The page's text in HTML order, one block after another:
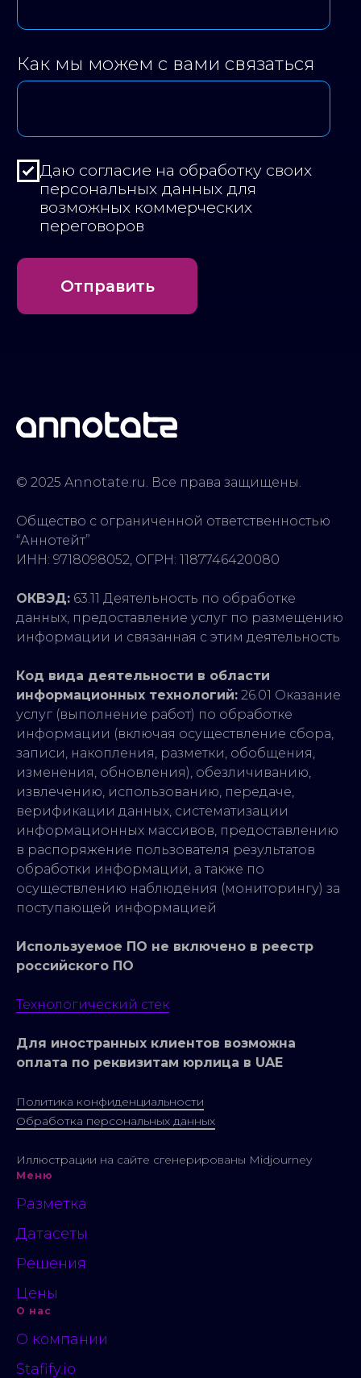
© 2025 Annotate.ru. Все права защищены.
Общество с ограниченной ответственностью
“Аннотейт”
ИНН: 9718098052, ОГРН: 1187746420080
ОКВЭД: 63.11 Деятельность по обработке
данных, предоставление услуг по размещению
информации и связанная с этим деятельность
Код вида деятельности в области
информационных технологий: 26.01 Оказание
услуг (выполнение работ) по обработке
информации (включая осуществление сбора,
записи, накопления, разметки, обобщения,
изменения, обновления), обезличиванию,
извлечению, использованию, передаче,
верификации данных, систематизации
информационных массивов, предоставлению
в распоряжение пользователя результатов
обработки информации, а также по
осуществлению наблюдения (мониторингу) за
поступающей информацией
Используемое ПО не включено в реестр
российского ПО
Технологический стек
Для иностранных клиентов возможна
оплата по реквизитам юрлица в UAE
Политика конфиденциальности
Обработка персональных данных
Иллюстрации на сайте сгенерированы Midjourney
Меню
Разметка
Датасеты
Решения
Цены
О нас
О компании
Stafify.io